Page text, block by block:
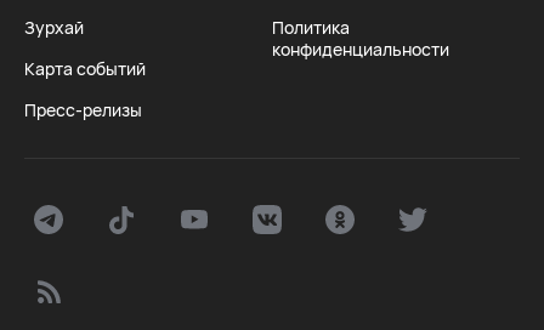
Зурхай
Карта событий
Пресс-релизы
Политика
конфиденциальности